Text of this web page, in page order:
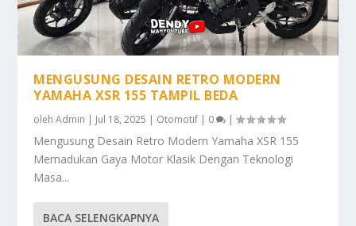
MENGUSUNG DESAIN RETRO MODERN
YAMAHA XSR 155 TAMPIL BEDA
olehAdmin | Jul 18, 2025 | Otomotif | 0 |
Mengusung Desain Retro Modern Yamaha XSR 155
Memadukan Gaya Motor Klasik Dengan Teknologi
Masa...
BACA SELENGKAPNYA